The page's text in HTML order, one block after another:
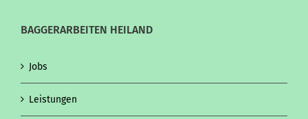
BAGGERARBEITEN HEILAND
Jobs
Leistungen